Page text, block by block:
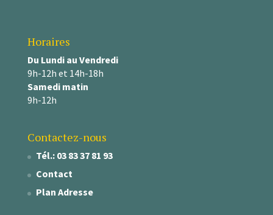
Horaires
Du Lundi au Vendredi
9h-12h et 14h-18h
Samedi matin
9h-12h
Contactez-nous
Tél.: 03 83 37 81 93
Contact
Plan Adresse